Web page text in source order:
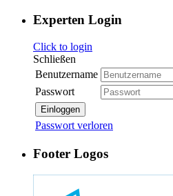
Experten Login
Click to login
Schließen
Benutzername
Passwort
Einloggen
Passwort verloren
Footer Logos